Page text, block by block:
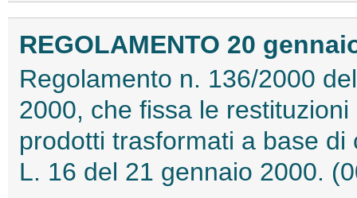
REGOLAMENTO 20
Regolamento n. 136/2000
2000, che fissa le
prodotti trasformati a base
L. 16 del 21 gennaio 2000.